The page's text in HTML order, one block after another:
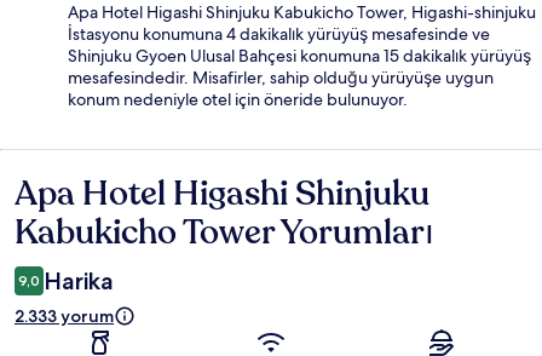
Apa Hotel Higashi Shinjuku Kabukicho Tower, Higashi-shinjuku
İstasyonu konumuna 4 dakikalık yürüyüş mesafesinde ve
Shinjuku Gyoen Ulusal Bahçesi konumuna 15 dakikalık yürüyüş
mesafesindedir. Misafirler, sahip olduğu yürüyüşe uygun
konum nedeniyle otel için öneride bulunuyor.
Yorumlar
Apa Hotel Higashi Shinjuku
Kabukicho Tower Yorumları
9,0 Harika
2.333 yorum